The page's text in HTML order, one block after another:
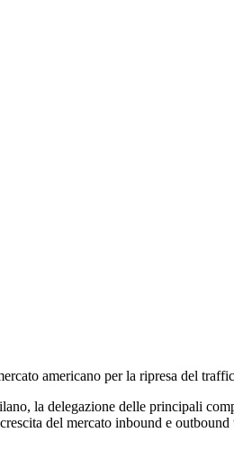
americano per la ripresa del
la delegazione delle principali
del mercato inbound e